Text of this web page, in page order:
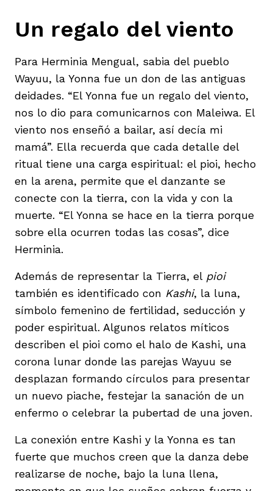
Un regalo del viento
Para Herminia Mengual, sabia del pueblo
Wayuu, la Yonna fue un don de las antiguas
deidades. “El Yonna fue un regalo del viento,
nos lo dio para comunicarnos con Maleiwa. El
viento nos enseñó a bailar, así decía mi
mamá”. Ella recuerda que cada detalle del
ritual tiene una carga espiritual: el pioi, hecho
en la arena, permite que el danzante se
conecte con la tierra, con la vida y con la
muerte. “El Yonna se hace en la tierra porque
sobre ella ocurren todas las cosas”, dice
Herminia.
Además de representar la Tierra, el pioi
también es identificado con Kashi, la luna,
símbolo femenino de fertilidad, seducción y
poder espiritual. Algunos relatos míticos
describen el pioi como el halo de Kashi, una
corona lunar donde las parejas Wayuu se
desplazan formando círculos para presentar
un nuevo piache, festejar la sanación de un
enfermo o celebrar la pubertad de una joven.
La conexión entre Kashi y la Yonna es tan
fuerte que muchos creen que la danza debe
realizarse de noche, bajo la luna llena,